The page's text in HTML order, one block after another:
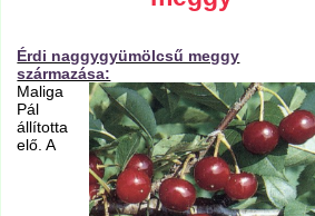
Érdi naggygyümölcsű meggy
származása:
Maliga
Pál
állította
elő. A